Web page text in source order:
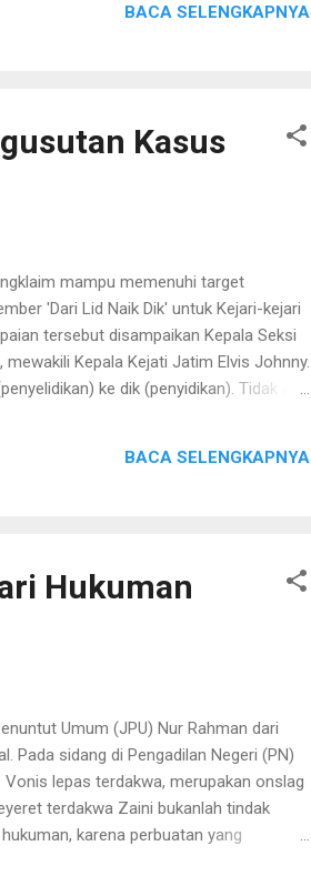
(29/9). Kasus dana hibah Pemkot
BACA SELENGKAPNYA
Kasus
mampu memenuhi target
'Dari Lid Naik Dik' untuk Kejari-kejari
tersebut disampaikan Kepala Seksi
Kepala Kejati Jatim Elvis Johnny.
ke dik (penyidikan). Tidak ada
kasus Bank Mandiri," tandasnya.
BACA SELENGKAPNYA
Hukuman
Umum (JPU) Nur Rahman dari
Pada sidang di Pengadilan Negeri (PN)
lepas terdakwa, merupakan onslag
terdakwa Zaini bukanlah tindak
karena perbuatan yang